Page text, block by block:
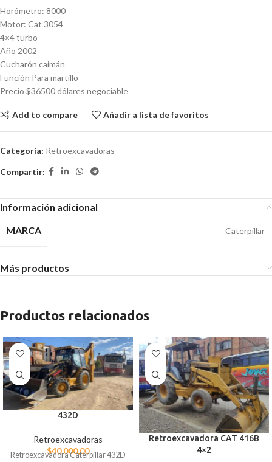
Horómetro: 8000
Motor: Cat 3054
4×4 turbo
Año 2002
Cucharón caimán
Función Para martillo
Precio $36500 dólares negociable
Add to compare Añadir a lista de favoritos
Categoría: Retroexcavadoras
Compartir:
Información adicional
MARCA
Caterpillar
Más productos
Productos relacionados
432D
Retroexcavadoras
$40.000,00
Retroexcavadora Caterpillar 432D
Retroexcavadora CAT 416B
4×2